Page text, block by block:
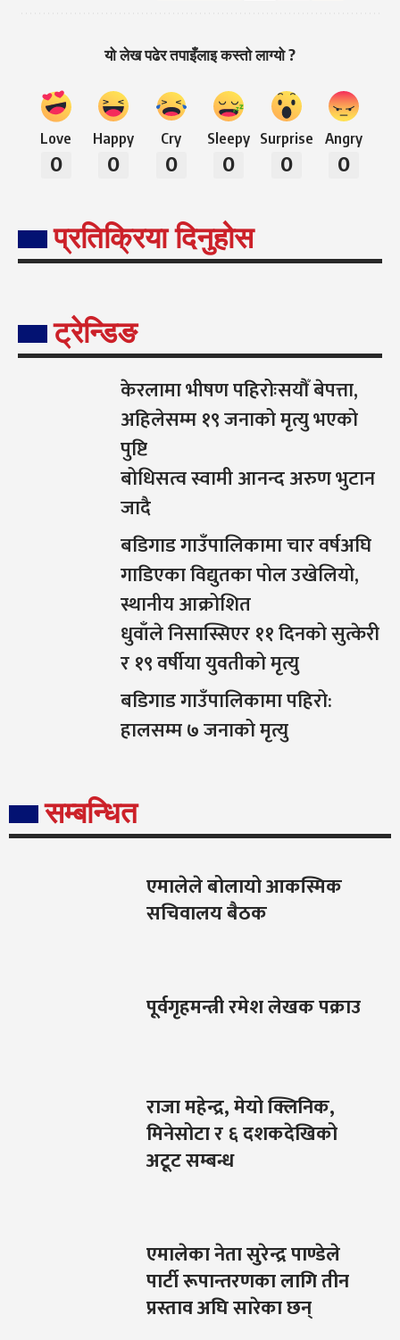
यो लेख पढेर तपाइँलाइ कस्तो लाग्यो ?
Love
0
Happy
0
Cry
0
Sleepy
0
Surprise
0
Angry
0
प्रतिक्रिया दिनुहोस
ट्रेन्डिङ
केरलामा भीषण पहिरोःसयौँ बेपत्ता,
अहिलेसम्म १९ जनाको मृत्यु भएको
पुष्टि
बोधिसत्व स्वामी आनन्द अरुण भुटान
जादै
बडिगाड गाउँपालिकामा चार वर्षअघि
गाडिएका विद्युतका पोल उखेलियो,
स्थानीय आक्रोशित
धुवाँले निसास्सिएर ११ दिनको सुत्केरी
र १९ वर्षीया युवतीको मृत्यु
बडिगाड गाउँपालिकामा पहिरो:
हालसम्म ७ जनाको मृत्यु
सम्बन्धित
एमालेले बोलायो आकस्मिक
सचिवालय बैठक
पूर्वगृहमन्त्री रमेश लेखक पक्राउ
राजा महेन्द्र, मेयो क्लिनिक,
मिनेसोटा र ६ दशकदेखिको
अटूट सम्बन्ध
एमालेका नेता सुरेन्द्र पाण्डेले
पार्टी रूपान्तरणका लागि तीन
प्रस्ताव अघि सारेका छन्